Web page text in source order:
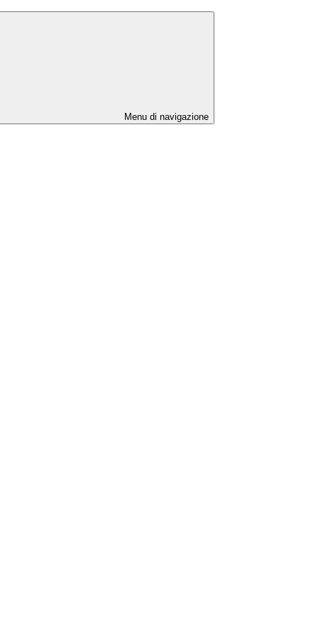
Menu di navigazione